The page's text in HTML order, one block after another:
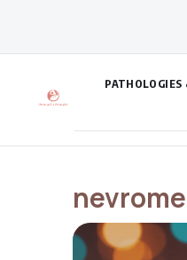
contenu
PATHOLOGIES